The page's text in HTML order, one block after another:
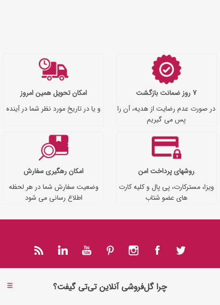
7 روز ضمانت بازگشت
در صورت عدم رضایت از هدیه، آن را
پس می گیریم
امکان تحویل همین امروز
و یا در تاریخ مورد نظر شما در آینده
روشهای پرداخت امن
ویزا، مسترکارت، پی پال و کلیه کارت
های عضو شتاب
امکان رهگیری سفارش
وضعیت سفارش شما در هر لحظه
اطلاع رسانی می شود
چرا گل‌فروشی آنلاین تی‌تی گیفت؟